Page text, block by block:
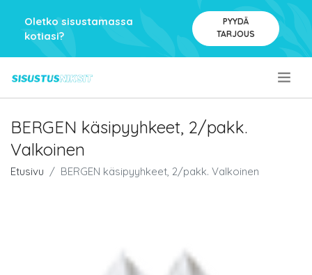
Oletko sisustamassa
kotiasi?
PYYDÄ
TARJOUS
BERGEN käsipyyhkeet, 2/pakk.
Valkoinen
Etusivu BERGEN käsipyyhkeet, 2/pakk. Valkoinen